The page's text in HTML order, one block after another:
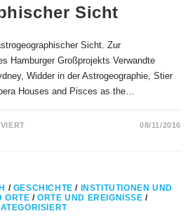
Sicht
Sicht. Zur
Hamburger Großprojekts Verwandte
Widder in der Astrogeographie, Stier
Houses and Pisces as the…
FÜR
08/11/2016
/ GESCHICHTE /
INSTITUTIONEN UND
ORTE /ORTE UND EREIGNISSE /